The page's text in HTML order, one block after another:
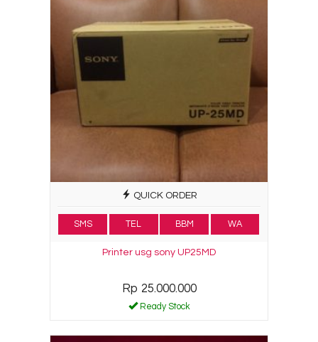
QUICK ORDER
SMS TEL BBM WA
Printer usg sony UP25MD
Rp 25.000.000
Ready Stock